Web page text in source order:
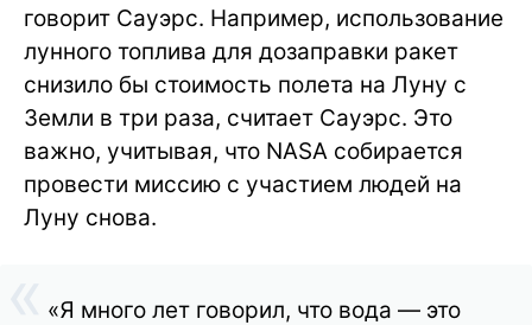
говорит Сауэрс. Например, использование
лунного топлива для дозаправки ракет
снизило бы стоимость полета на Луну с
Земли в три раза, считает Сауэрс. Это
важно, учитывая, что NASA собирается
провести миссию с участием людей на
Луну снова.
«Я много лет говорил, что вода — это